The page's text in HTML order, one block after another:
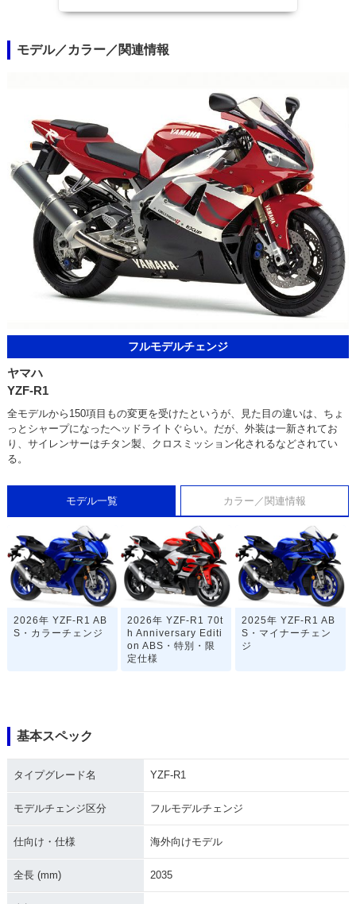
モデル／カラー／関連情報
フルモデルチェンジ
ヤマハ
YZF-R1
全モデルから150項目もの変更を受けたというが、見た目の違いは、ちょ
っとシャープになったヘッドライトぐらい。だが、外装は一新されてお
り、サイレンサーはチタン製、クロスミッション化されるなどされてい
る。
モデル一覧 カラー／関連情報
2026年 YZF-R1 AB
S・カラーチェンジ
2026年 YZF-R1 70t
h Anniversary Editi
on ABS・特別・限
定仕様
2025年 YZF-R1 AB
S・マイナーチェン
ジ
2024年 YZF-R1 AB
2022年 YZF-R1 AB
rsary・特別・限定仕
基本スペック
タイプグレード名 YZF-R1
モデルチェンジ区分 フルモデルチェンジ
仕向け・仕様 海外向けモデル
全長 (mm) 2035